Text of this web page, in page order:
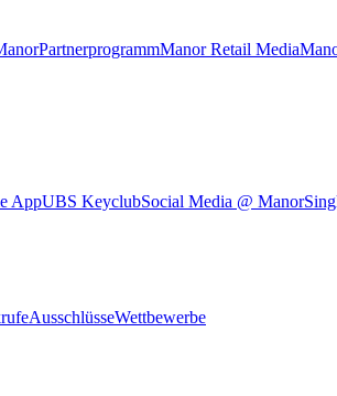
PartnerprogrammManor Retail Media
AppUBS KeyclubSocial Media @ Manor
AusschlüsseWettbewerbe